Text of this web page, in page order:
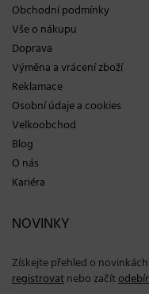
Obchodní podmínky
Vše o nákupu
Doprava
Výměna a vrácení zboží
Reklamace
Osobní údaje a cookies
Velkoobchod
Blog
O nás
Kariéra
NOVINKY
Získejte přehled o
registrovatnebo začít